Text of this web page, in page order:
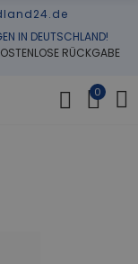
IN DEUTSCHLAND!
RÜCKGABE
0